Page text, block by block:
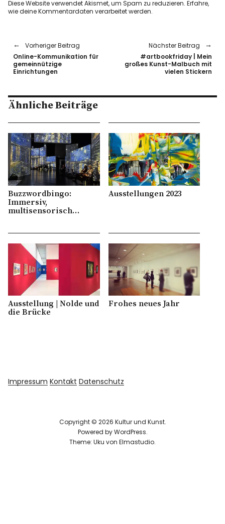
Diese Website verwendet Akismet, um Spam zu reduzieren.Erfahre,
wie deine Kommentardaten verarbeitet werden.
Vorheriger Beitrag
Online-Kommunikation für
gemeinnützige
Einrichtungen
Nächster Beitrag
#artbookfriday | Mein
großes Kunst-Malbuch mit
vielen Stickern
Ähnliche Beiträge
Buzzwordbingo:
Immersiv,
multisensorisch…
Ausstellungen 2023
Ausstellung | Nolde und
die Brücke
Frohes neues Jahr
Impressum Kontakt Datenschutz
Copyright © 2026 Kultur und Kunst
Powered byWordPress
Theme: Uku von Elmastudio